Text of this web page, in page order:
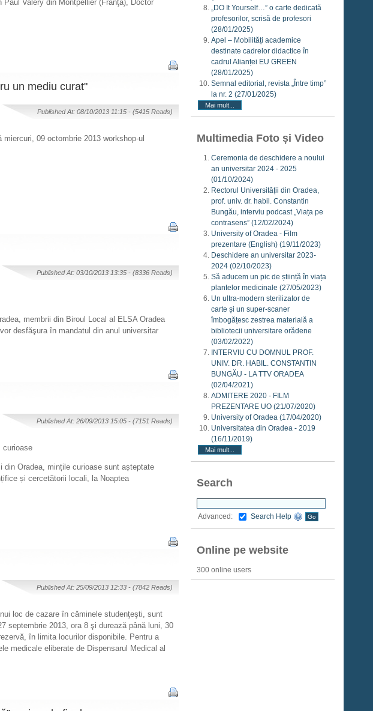
Valery din Montpellier (Franţa), Doctor
un mediu curat"
Published At: 08/10/2013 11:15 - (5415 Reads)
09 octombrie 2013 workshop-ul
Published At: 03/10/2013 13:35 - (8336 Reads)
membrii din Biroul Local al ELSA Oradea
desfăşura în mandatul din anul universitar
Published At: 26/09/2013 15:05 - (7151 Reads)
curioase
Oradea, mințile curioase sunt așteptate
și cercetătorii locali, la Noaptea
Published At: 25/09/2013 12:33 - (7842 Reads)
loc de cazare în căminele studenţeşti, sunt
septembrie 2013, ora 8 şi durează până luni, 30
în limita locurilor disponibile. Pentru a
medicale eliberate de Dispensarul Medical al
„DO It Yourself…” o carte dedicată
profesorilor, scrisă de profesori
(28/01/2025)
Apel – Mobilități academice
destinate cadrelor didactice în
cadrul Alianței EU GREEN
(28/01/2025)
Semnal editorial, revista „Între timp”
la nr. 2 (27/01/2025)
Mai mult...
Multimedia Foto și Video
Ceremonia de deschidere a noului
an universitar 2024 - 2025
(01/10/2024)
Rectorul Universității din Oradea,
prof. univ. dr. habil. Constantin
Bungău, interviu podcast „Viața pe
contrasens” (12/02/2024)
University of Oradea - Film
prezentare (English) (19/11/2023)
Deschidere an universitar 2023-
2024 (02/10/2023)
Să aducem un pic de știință în viața
plantelor medicinale (27/05/2023)
Un ultra-modern sterilizator de
carte și un super-scaner
îmbogățesc zestrea materială a
bibliotecii universitare orădene
(03/02/2022)
INTERVIU CU DOMNUL PROF.
UNIV. DR. HABIL. CONSTANTIN
BUNGĂU - LA TTV ORADEA
(02/04/2021)
ADMITERE 2020 - FILM
PREZENTARE UO (21/07/2020)
University of Oradea (17/04/2020)
Universitatea din Oradea - 2019
(16/11/2019)
Mai mult...
Search
Advanced: Search Help
Online pe website
300 online users